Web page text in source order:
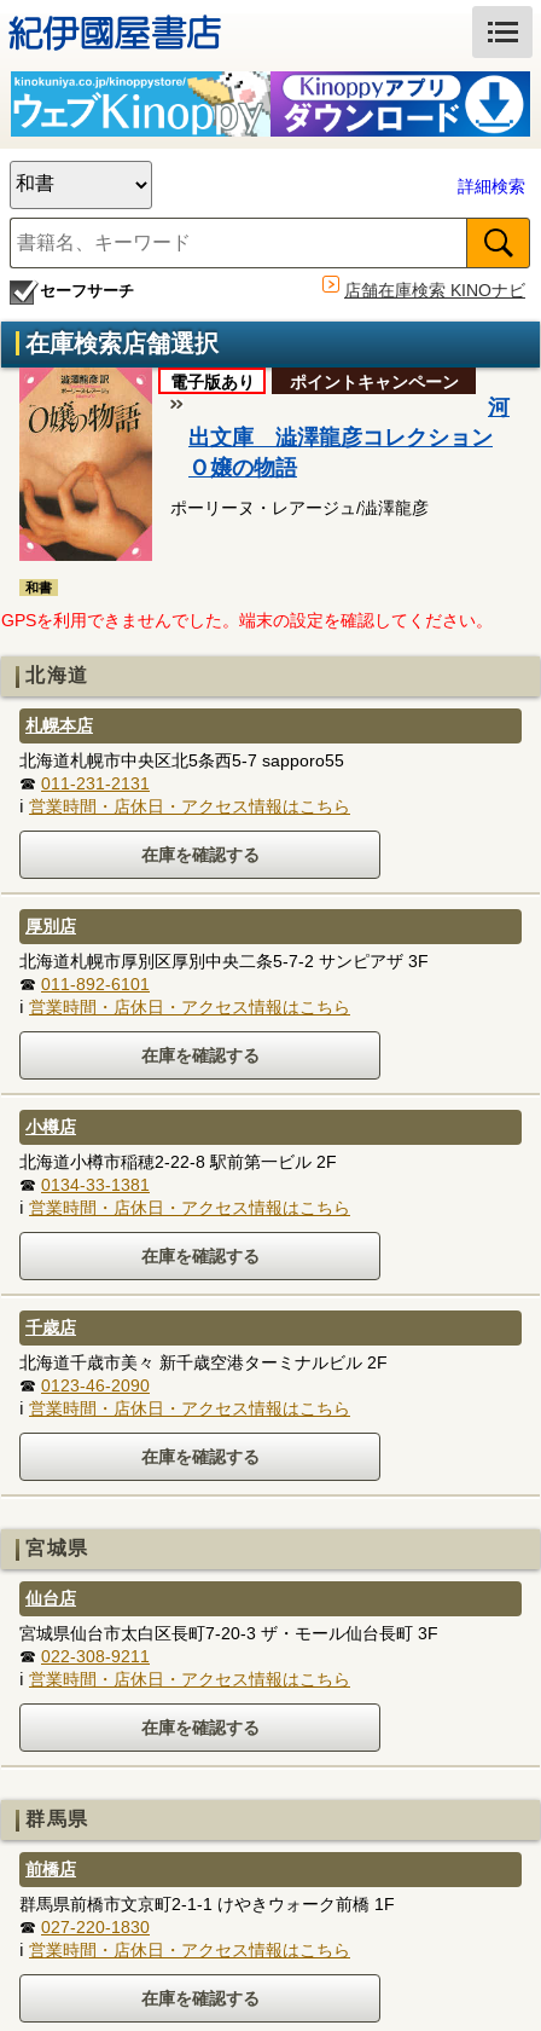
詳細検索
セーフサーチ 店舗在庫検索 KINOナビ
在庫検索店舗選択
和書
電子版あり ポイントキャンペーン
河
出文庫 澁澤龍彦コレクション
Ｏ嬢の物語
ポーリーヌ・レアージュ/澁澤龍彦
GPSを利用できませんでした。端末の設定を確認してください。
北海道
札幌本店
北海道札幌市中央区北5条西5-7 sapporo55
☎ 011-231-2131
ℹ 営業時間・店休日・アクセス情報はこちら
厚別店
北海道札幌市厚別区厚別中央二条5-7-2 サンピアザ 3F
☎ 011-892-6101
ℹ 営業時間・店休日・アクセス情報はこちら
小樽店
北海道小樽市稲穂2-22-8 駅前第一ビル 2F
☎ 0134-33-1381
ℹ 営業時間・店休日・アクセス情報はこちら
千歳店
北海道千歳市美々 新千歳空港ターミナルビル 2F
☎ 0123-46-2090
ℹ 営業時間・店休日・アクセス情報はこちら
宮城県
仙台店
宮城県仙台市太白区長町7-20-3 ザ・モール仙台長町 3F
☎ 022-308-9211
ℹ 営業時間・店休日・アクセス情報はこちら
群馬県
前橋店
群馬県前橋市文京町2-1-1 けやきウォーク前橋 1F
☎ 027-220-1830
ℹ 営業時間・店休日・アクセス情報はこちら